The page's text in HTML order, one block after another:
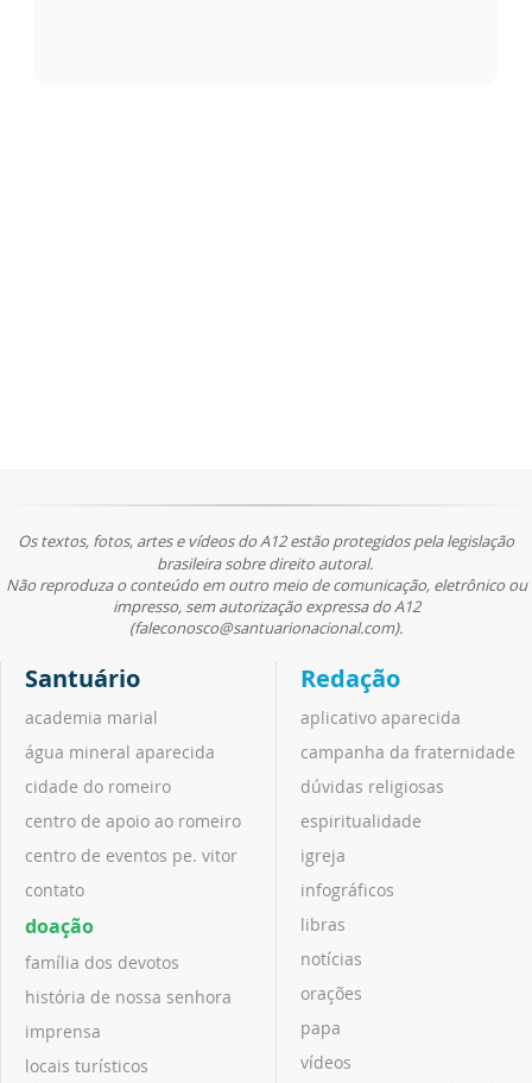
Os textos, fotos, artes e vídeos do A12 estão protegidos pela legislação
brasileira sobre direito autoral.
Não reproduza o conteúdo em outro meio de comunicação, eletrônico ou
impresso, sem autorização expressa do A12
(faleconosco@santuarionacional.com).
Santuário
academia marial
água mineral aparecida
cidade do romeiro
centro de apoio ao romeiro
centro de eventos pe. vitor
contato
doação
família dos devotos
história de nossa senhora
imprensa
locais turísticos
Redação
aplicativo aparecida
campanha da fraternidade
dúvidas religiosas
espiritualidade
igreja
infográficos
libras
notícias
orações
papa
vídeos